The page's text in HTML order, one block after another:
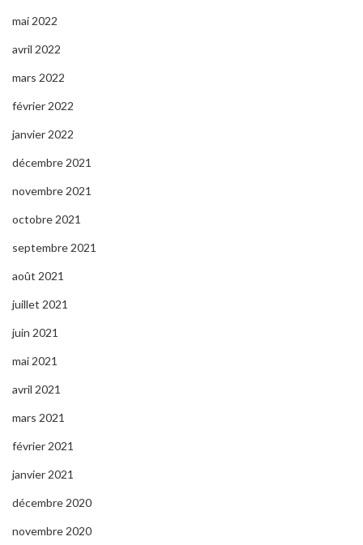
mai 2022
avril 2022
mars 2022
février 2022
janvier 2022
décembre 2021
novembre 2021
octobre 2021
septembre 2021
août 2021
juillet 2021
juin 2021
mai 2021
avril 2021
mars 2021
février 2021
janvier 2021
décembre 2020
novembre 2020